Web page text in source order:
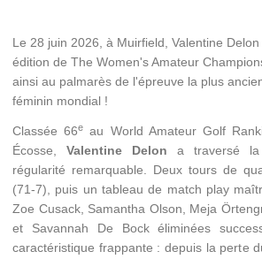
Le 28 juin 2026, à Muirfield, Valentine
édition de The Women's Amateur
ainsi au palmarès de l'épreuve la plus
féminin mondial !
Classée 66e au World Amateur Golf
Écosse, Valentine Delon a traversé la
régularité remarquable. Deux tours de
(71-7), puis un tableau de match play
Zoe Cusack, Samantha Olson, Meja
et Savannah De Bock éliminées
caractéristique frappante : depuis la perte